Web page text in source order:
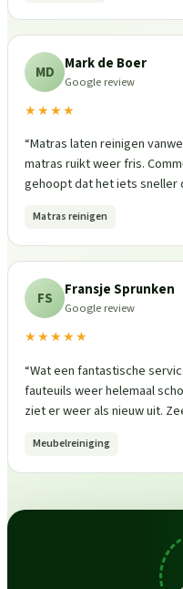
MD Mark de Boer
Google review
★★★★
“Matras laten reinigen
matras ruikt weer fris.
gehoopt dat het iets sneller
Matras reinigen
FS Fransje Sprunken
Google review
★★★★★
“Wat een fantastische
fauteuils weer helemaal
ziet er weer als nieuw uit.
Meubelreiniging